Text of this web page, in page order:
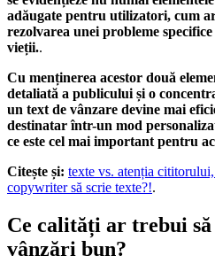
adăugate pentru utilizatori, cum
rezolvarea unei probleme
vieții..
Cu menținerea acestor două
detaliată a publicului și o
un text de vânzare devine mai
destinatar într-un mod
ce este cel mai important pentru
Citește și: texte vs. atenția
copywriter să scrie texte?!.
Ce calități ar trebui
vânzări bun?